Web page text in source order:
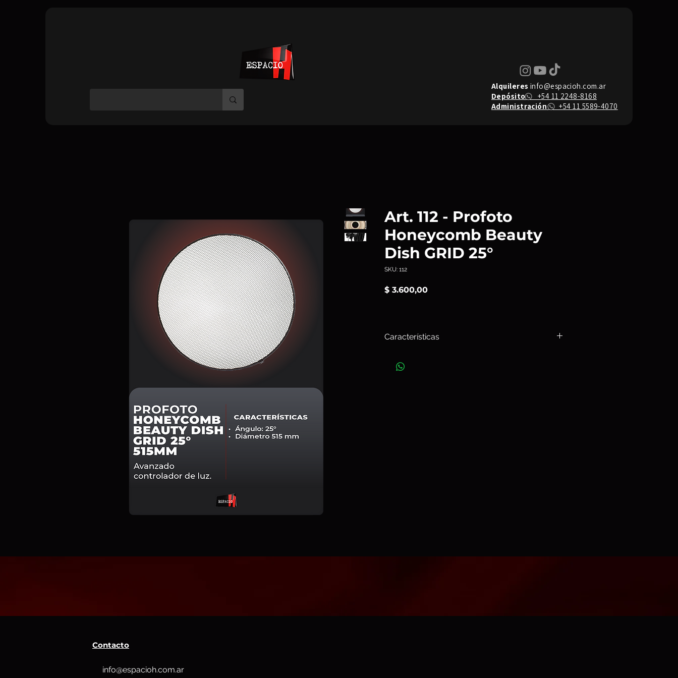
Alquileres info@espacioh.com.ar
Depósito+54 11 2248-8168
Administración+54 11 5589-4070
Art. 112 - Profoto
Honeycomb Beauty
Dish GRID 25°
SKU: 112
$ 3.600,00Precio
Características
aportarás más contraste y dramatismo a la luz.
Contacto
info@espacioh.com.ar